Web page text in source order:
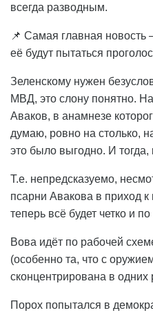
всегда разводным.
📌 Самая главная новость
её будут пытаться
Зеленскому нужен
МВД, это слону понятно.
Аваков, в анамнезе
думаю, ровно на столько,
это было выгодно. И тогда,
Т.е. непредсказуемо,
псарни Авакова в приход к
теперь всё будет четко и
Вова идёт по рабочей
(особенно та, что с
сконцентрирована в одних
Порох попытался в